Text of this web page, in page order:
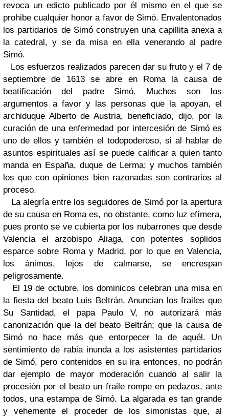
revoca un edicto publicado por él mismo en el que se
prohibe cualquier honor a favor de Simó. Envalentonados
los partidarios de Simó construyen una capillita anexa a
la catedral, y se da misa en ella venerando al padre
Simó.
Los esfuerzos realizados parecen dar su fruto y el 7 de
septiembre de 1613 se abre en Roma la causa de
beatificación del padre Simó. Muchos son los
argumentos a favor y las personas que la apoyan, el
archiduque Alberto de Austria, beneficiado, dijo, por la
curación de una enfermedad por intercesión de Simó es
uno de ellos y también el todopoderoso, si al hablar de
asuntos espirituales así se puede calificar a quien tanto
manda en España, duque de Lerma; y muchos también
los que con opiniones bien razonadas son contrarios al
proceso.
La alegría entre los seguidores de Simó por la apertura
de su causa en Roma es, no obstante, como luz efímera,
pues pronto se ve cubierta por los nubarrones que desde
Valencia el arzobispo Aliaga, con potentes soplidos
esparce sobre Roma y Madrid, por lo que en Valencia,
los ánimos, lejos de calmarse, se encrespan
peligrosamente.
El 19 de octubre, los dominicos celebran una misa en
la fiesta del beato Luis Beltrán. Anuncian los frailes que
Su Santidad, el papa Paulo V, no autorizará más
canonización que la del beato Beltrán; que la causa de
Simó no hace más que entorpecer la de aquél. Un
sentimiento de rabia inunda a los asistentes partidarios
de Simó, pero contenidos en su ira entonces, no podrán
dar ejemplo de mayor moderación cuando al salir la
procesión por el beato un fraile rompe en pedazos, ante
todos, una estampa de Simó. La algarada es tan grande
y vehemente el proceder de los simonistas que, al